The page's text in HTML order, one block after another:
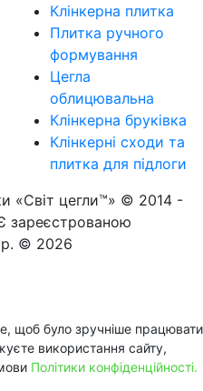
Клінкерна плитка
Плитка ручного
формування
Цегла
облицювальна
Клінкерна бруківка
Клінкерні сходи та
плитка для підлоги
«Світ цегли™» © 2014 -
зареєстрованою
р. © 2026
щоб було зручніше працювати
використання сайту,
Політики конфіденційності.